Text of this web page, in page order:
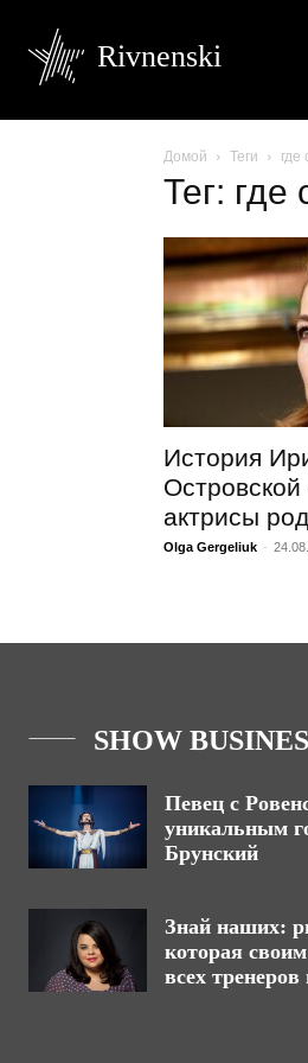
Rivnenski
Домой Теги
Тег:
История
Островской
актрисы
Olga Gergeliuk -
SHOW
Певец с
уникальным
Брунский
Знай наших:
которая
всех